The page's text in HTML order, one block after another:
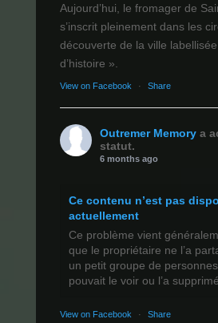
Aujourd’hui, le fromager de
s’inscrit pleinement dans les
découverte de la ville
d’histoire ».
View on Facebook · Share
Outremer Memory a
statut.
6 months ago
Ce contenu n’est pas
actuellement
Ce problème vient
que le propriétaire ne l’a
un petit groupe de
pouvait le voir ou l’a supprimé.
View on Facebook · Share